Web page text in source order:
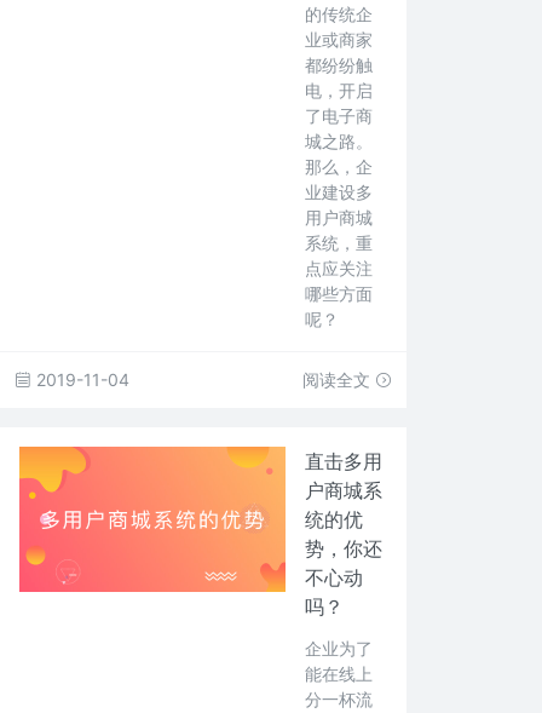
的传统企
业或商家
都纷纷触
电，开启
了电子商
城之路。
那么，企
业建设多
用户商城
系统，重
点应关注
哪些方面
呢？
2019-11-04 阅读全文
直击多用
户商城系
统的优
势，你还
不心动
吗？
企业为了
能在线上
分一杯流